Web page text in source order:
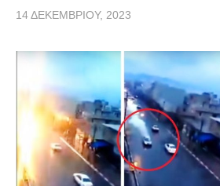
14 ΔΕΚΕΜΒΡΊΟΥ, 2023